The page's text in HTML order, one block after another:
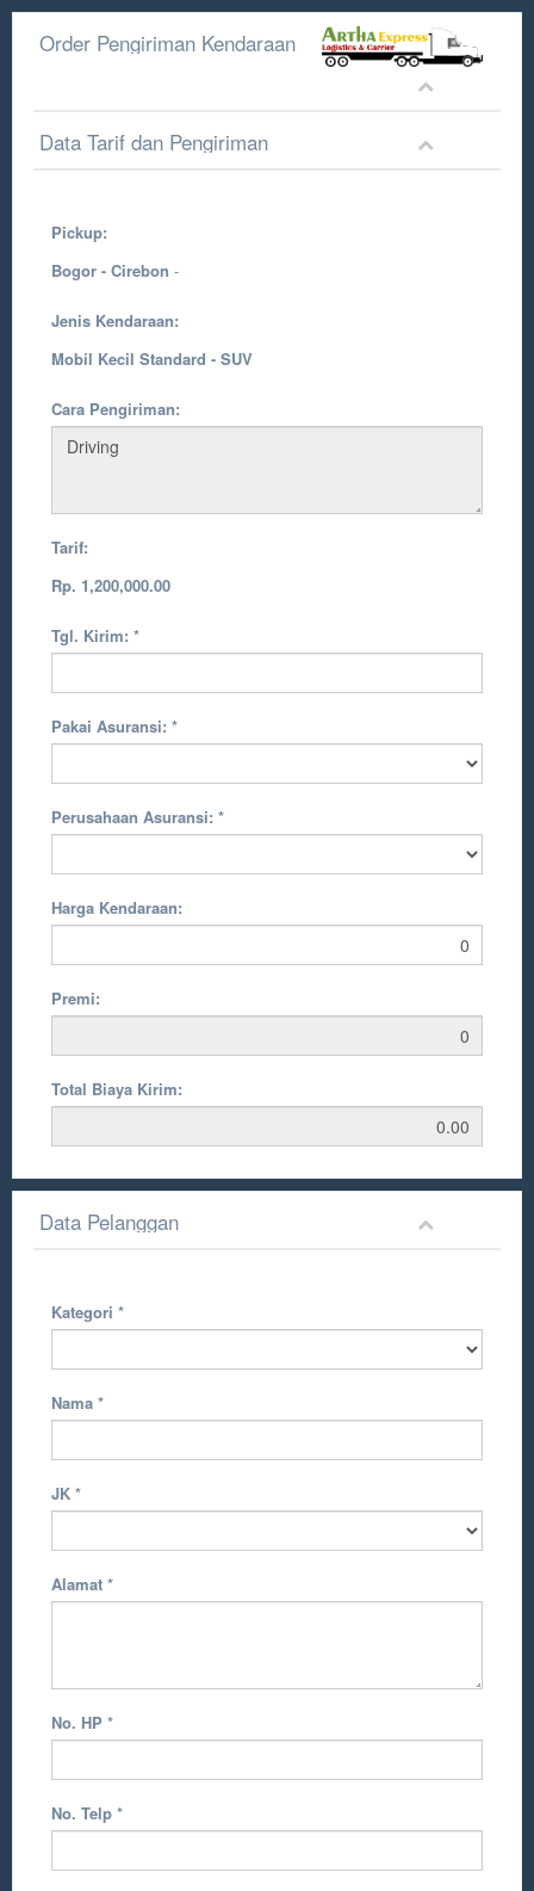
Order Pengiriman Kendaraan
Data Tarif dan Pengiriman
Pickup:
Bogor - Cirebon -
Jenis Kendaraan:
Mobil Kecil Standard - SUV
Cara Pengiriman:
Tarif:
Rp. 1,200,000.00
Tgl. Kirim: *
Pakai Asuransi: *
Perusahaan Asuransi: *
Harga Kendaraan:
Premi:
Total Biaya Kirim:
Data Pelanggan
Kategori *
Nama *
JK *
Alamat *
No. HP *
No. Telp *